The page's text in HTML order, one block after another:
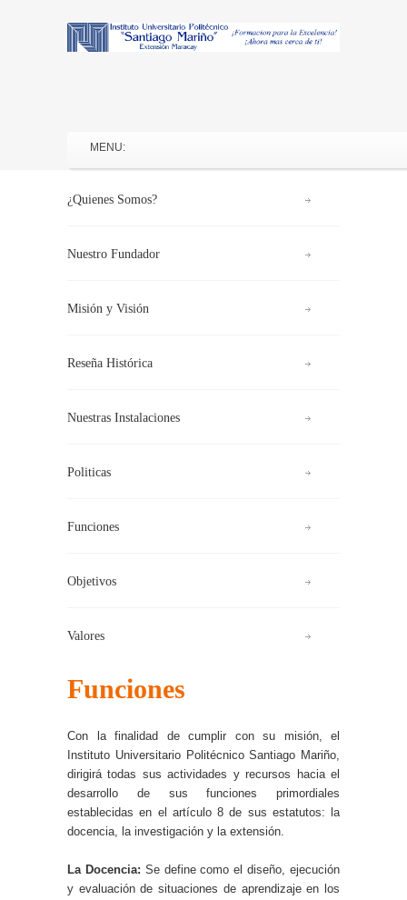
¿Quienes Somos?
Nuestro Fundador
Misión y Visión
Reseña Histórica
Nuestras Instalaciones
Politicas
Funciones
Objetivos
Valores
Funciones
Con la finalidad de cumplir con su misión, el
Instituto Universitario Politécnico Santiago Mariño,
dirigirá todas sus actividades y recursos hacia el
desarrollo de sus funciones primordiales
establecidas en el artículo 8 de sus estatutos: la
docencia, la investigación y la extensión.
La Docencia: Se define como el diseño, ejecución
y evaluación de situaciones de aprendizaje en los